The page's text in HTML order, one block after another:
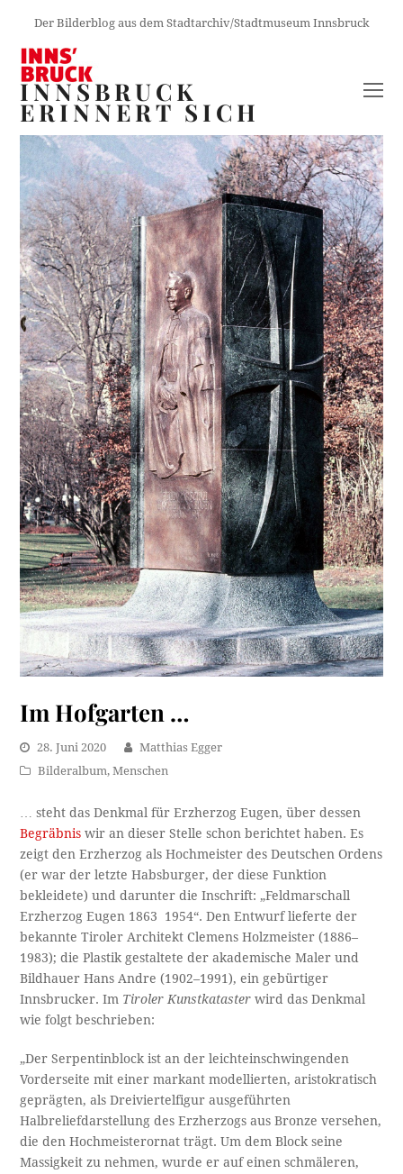
Der Bilderblog aus dem Stadtarchiv/Stadtmuseum Innsbruck
INNSBRUCK
ERINNERT SICH
Im Hofgarten …
28. Juni 2020
Matthias Egger
Bilderalbum,Menschen
… steht das Denkmal für Erzherzog Eugen, über dessen
Begräbnis wir an dieser Stelle schon berichtet haben. Es
zeigt den Erzherzog als Hochmeister des Deutschen Ordens
(er war der letzte Habsburger, der diese Funktion
bekleidete) und darunter die Inschrift: „Feldmarschall
Erzherzog Eugen 1863 1954“. Den Entwurf lieferte der
bekannte Tiroler Architekt Clemens Holzmeister (1886–
1983); die Plastik gestaltete der akademische Maler und
Bildhauer Hans Andre (1902–1991), ein gebürtiger
Innsbrucker. Im Tiroler Kunstkataster wird das Denkmal
wie folgt beschrieben:
„Der Serpentinblock ist an der leichteinschwingenden
Vorderseite mit einer markant modellierten, aristokratisch
geprägten, als Dreiviertelfigur ausgeführten
Halbreliefdarstellung des Erzherzogs aus Bronze versehen,
die den Hochmeisterornat trägt. Um dem Block seine
Massigkeit zu nehmen, wurde er auf einen schmäleren,